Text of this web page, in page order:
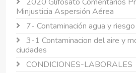
Minjusticia Aspersión Aérea
7- Contaminación agua y
3-1 Contaminacion del aire y
ciudades
CONDICIONES-LABORALES